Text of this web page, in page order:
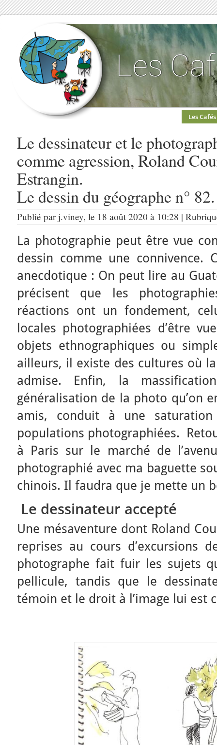
Les Cafés
Le dessinateur et le
comme agression, Roland
Estrangin.
Le dessin du géographe n° 82.
Publié par j.viney, le 18 août 2020 à 10:28 |
La photographie peut être vue
dessin comme une connivence.
anecdotique : On peut lire au
précisent que les
réactions ont un fondement,
locales photographiées d’être
objets ethnographiques ou
ailleurs, il existe des cultures où
admise. Enfin, la
généralisation de la photo qu’on
amis, conduit à une
populations photographiées.
à Paris sur le marché de
photographié avec ma baguette
chinois. Il faudra que je mette un
Le dessinateur accepté
Une mésaventure dont Roland
reprises au cours d’excursions
photographe fait fuir les sujets
pellicule, tandis que le
témoin et le droit à l’image lui est